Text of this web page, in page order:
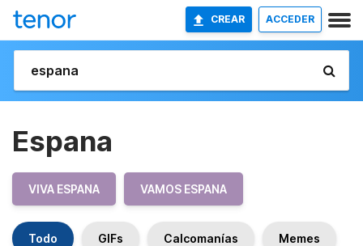
CREAR ACCEDER
Espana
VIVA ESPANA VAMOS ESPANA
Todo GIFs Calcomanías Memes